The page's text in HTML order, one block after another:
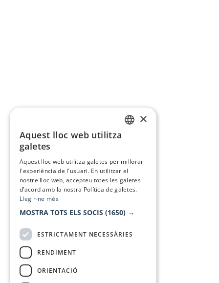
×
Aquest lloc web utilitza
galetes
Aquest lloc web utilitza galetes per millorar
l'experiència de l'usuari. En utilitzar el
nostre lloc web, accepteu totes les galetes
d’acord amb la nostra Política de galetes.
Llegir-ne més
MOSTRA TOTS ELS SOCIS (1650) →
ESTRICTAMENT NECESSÀRIES
RENDIMENT
ORIENTACIÓ